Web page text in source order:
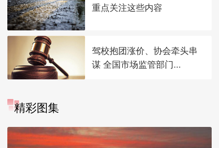
重点关注这些内容
驾校抱团涨价、协会牵头串
谋 全国市场监管部门...
精彩图集